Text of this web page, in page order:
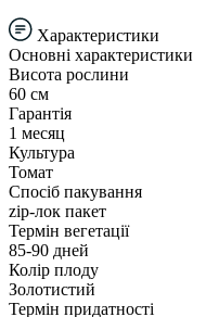
Характеристики
Основні характеристики
Висота рослини
60 см
Гарантія
1 месяц
Культура
Томат
Спосіб пакування
zip-лок пакет
Термін вегетації
85-90 дней
Колір плоду
Золотистий
Термін придатності